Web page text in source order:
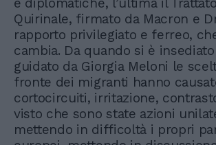
Quirinale, firmato da Macron e
rapporto privilegiato e ferreo,
cambia. Da quando si è
guidato da Giorgia Meloni le
fronte dei migranti hanno
cortocircuiti, irritazione,
visto che sono state azioni
mettendo in difficoltà i propri